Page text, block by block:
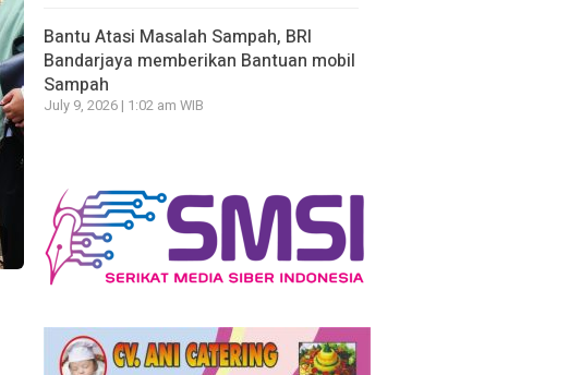
Bantu Atasi Masalah Sampah, BRI
Bandarjaya memberikan Bantuan mobil
Sampah
July 9, 2026 | 1:02 am WIB